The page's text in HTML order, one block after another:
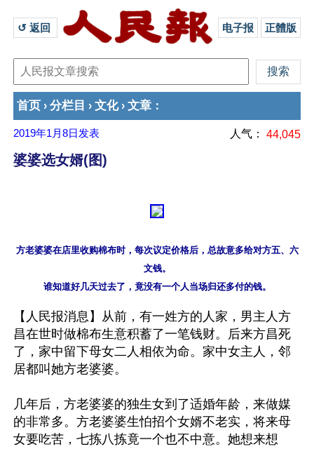
↺ 返回 电子报 正體版
首页 › 分栏目 › 文化› 文章 ：
2019年1月8日 发表 人气： 44,045
婆婆选女婿(图)
方老婆婆在店里收购棉布时，每次议定价格后，总故意多给对方五、六
文钱。
【人民报消息】从前，有一姓方的人家，男主人方
昌在世时做棉布生意积蓄了一笔钱财。后来方昌死
了，家中留下母女二人相依为命。家中女主人，邻
居都叫她方老婆婆。
几年后，方老婆婆的独生女到了适婚年龄，来做媒
的非常多。方老婆婆生怕招个女婿不老实，将来母
女要吃苦，七拣八拣竟一个也不中意。她想来想